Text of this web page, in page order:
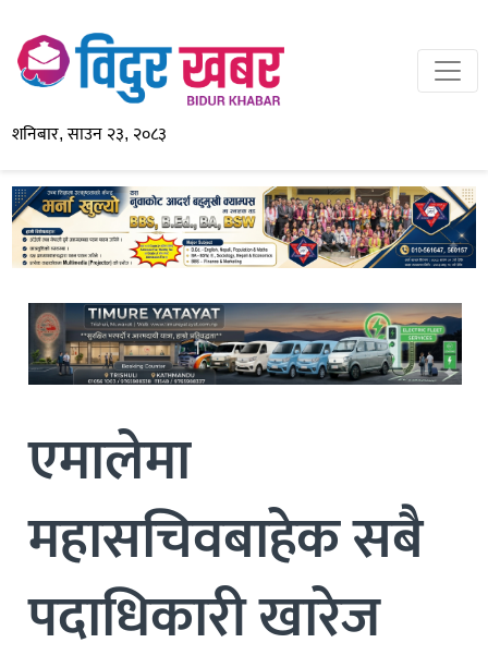
शनिबार, साउन २३, २०८३
एमालेमा
महासचिवबाहेक सबै
पदाधिकारी खारेज